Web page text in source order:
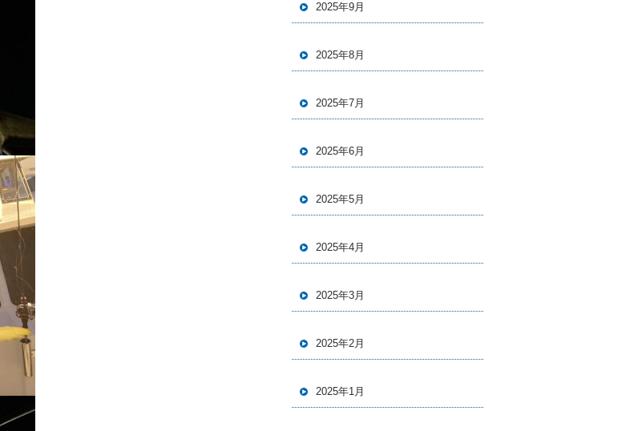
2025年9月
2025年8月
2025年7月
2025年6月
2025年5月
2025年4月
2025年3月
2025年2月
2025年1月